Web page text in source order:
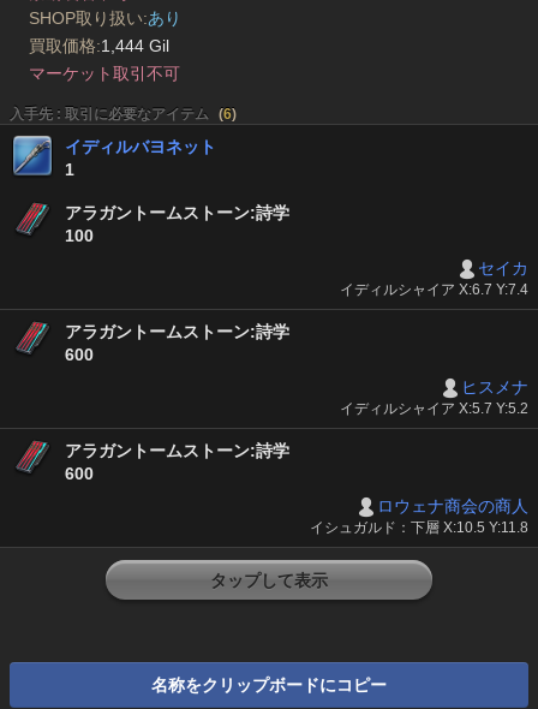
SHOP取り扱い:あり
買取価格:1,444 Gil
マーケット取引不可
入手先 : 取引に必要なアイテム (6)
イディルバヨネット
1
アラガントームストーン:詩学
100
セイカ
イディルシャイア X:6.7 Y:7.4
アラガントームストーン:詩学
600
ヒスメナ
イディルシャイア X:5.7 Y:5.2
アラガントームストーン:詩学
600
ロウェナ商会の商人
イシュガルド：下層 X:10.5 Y:11.8
タップして表示
名称をクリップボードにコピー